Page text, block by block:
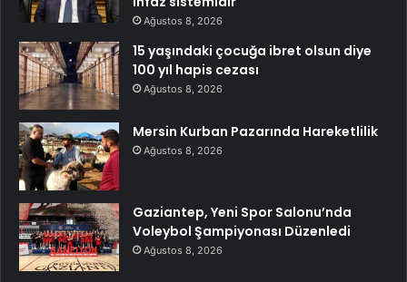
Ağustos 8, 2026
15 yaşındaki çocuğa ibret olsun diye
100 yıl hapis cezası
Ağustos 8, 2026
Mersin Kurban Pazarında Hareketlilik
Ağustos 8, 2026
Gaziantep, Yeni Spor Salonu’nda
Voleybol Şampiyonası Düzenledi
Ağustos 8, 2026